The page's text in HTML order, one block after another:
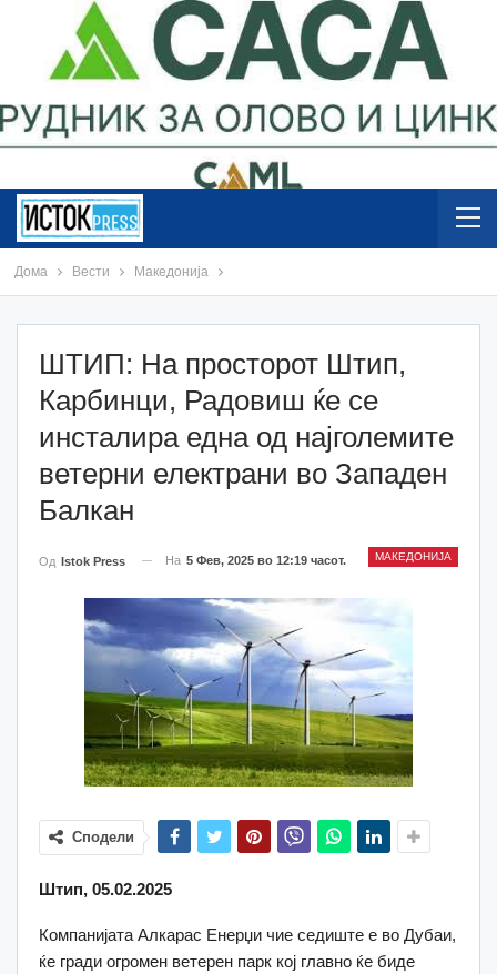
Дома Вести Македонија
ШТИП: На просторот Штип,
Карбинци, Радовиш ќе се
инсталира една од најголемите
ветерни електрани во Западен
Балкан
МАКЕДОНИЈА
Од Istok Press На 5 Фев, 2025 во 12:19 часот.
Сподели
Штип, 05.02.2025
Компанијата Алкарас Енерџи чие седиште е во Дубаи,
ќе гради огромен ветерен парк кој главно ќе биде